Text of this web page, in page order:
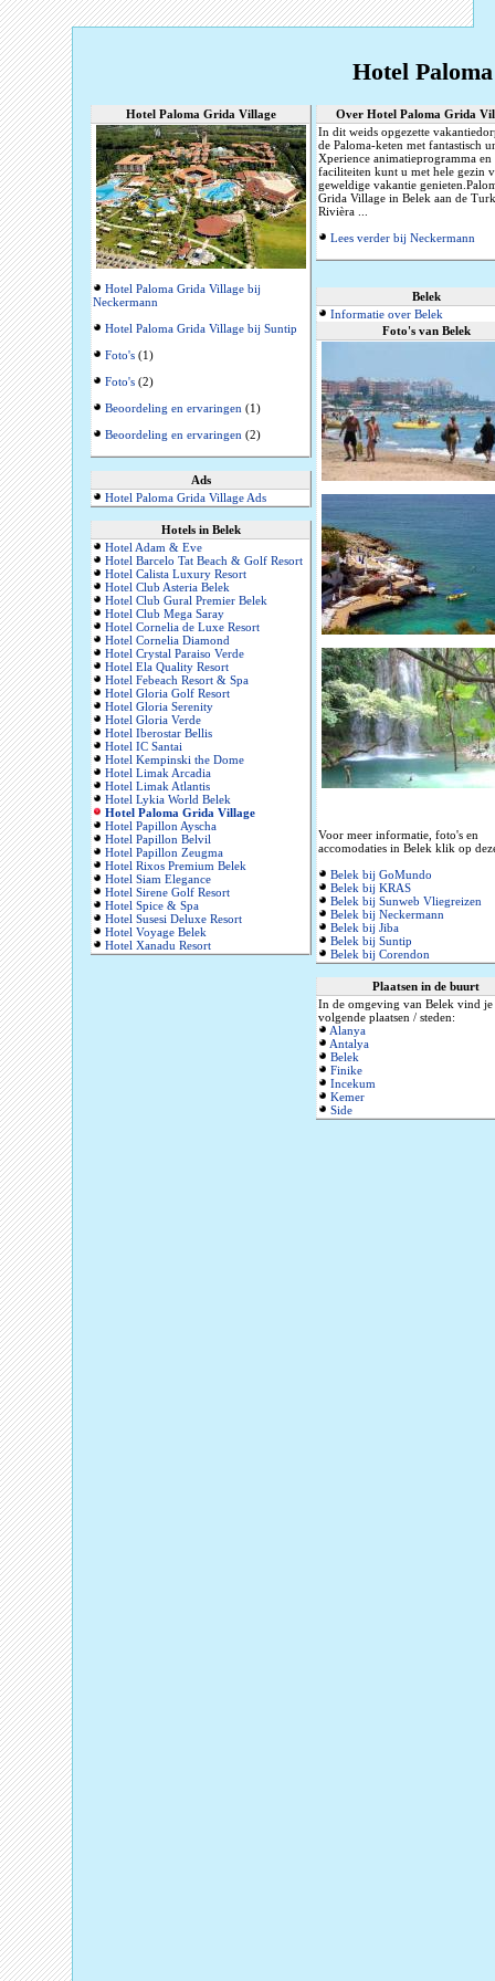
Hotel
Hotel Paloma Grida Village
Hotel Paloma Grida Village bij
Neckermann
Hotel Paloma Grida Village bij Suntip
Foto's (1)
Foto's (2)
Beoordeling en ervaringen (1)
Beoordeling en ervaringen (2)
Ads
Hotel Paloma Grida Village Ads
Hotels in Belek
Hotel Adam & Eve
Hotel Barcelo Tat Beach & Golf Resort
Hotel Calista Luxury Resort
Hotel Club Asteria Belek
Hotel Club Gural Premier Belek
Hotel Club Mega Saray
Hotel Cornelia de Luxe Resort
Hotel Cornelia Diamond
Hotel Crystal Paraiso Verde
Hotel Ela Quality Resort
Hotel Febeach Resort & Spa
Hotel Gloria Golf Resort
Hotel Gloria Serenity
Hotel Gloria Verde
Hotel Iberostar Bellis
Hotel IC Santai
Hotel Kempinski the Dome
Hotel Limak Arcadia
Hotel Limak Atlantis
Hotel Lykia World Belek
Hotel Paloma Grida Village
Hotel Papillon Ayscha
Hotel Papillon Belvil
Hotel Papillon Zeugma
Hotel Rixos Premium Belek
Hotel Siam Elegance
Hotel Sirene Golf Resort
Hotel Spice & Spa
Hotel Susesi Deluxe Resort
Hotel Voyage Belek
Hotel Xanadu Resort
Over Hotel Paloma Grida
In dit weids opgezette
de Paloma-keten met fantastisch
Xperience animatieprogramma en
faciliteiten kunt u met hele gezin
geweldige vakantie
Grida Village in Belek aan de
Rivièra ...
Lees verder bij Neckermann
Belek
Informatie over Belek
Foto's van Belek
Voor meer informatie, foto's en
accomodaties in Belek klik op
Belek bij GoMundo
Belek bij KRAS
Belek bij Sunweb Vliegreizen
Belek bij Neckermann
Belek bij Jiba
Belek bij Suntip
Belek bij Corendon
Plaatsen in de buurt
In de omgeving van Belek vind je
volgende plaatsen / steden:
Alanya
Antalya
Belek
Finike
Incekum
Kemer
Side